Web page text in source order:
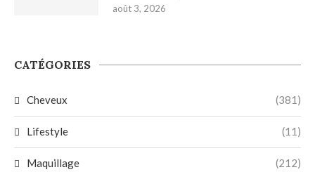
août 3, 2026
CATÉGORIES
Cheveux (381)
Lifestyle (11)
Maquillage (212)